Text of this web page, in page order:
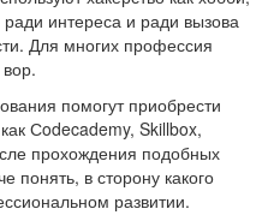
интереса и ради вызова
Для многих профессия
помогут приобрести
Сodecademy, Skillbox,
прохождения подобных
понять, в сторону какого
развитии.